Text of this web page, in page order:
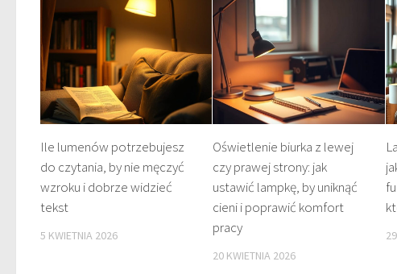
Ile lumenów potrzebujesz
do czytania, by nie męczyć
wzroku i dobrze widzieć
tekst
5 KWIETNIA 2026
Oświetlenie biurka z lewej
czy prawej strony: jak
ustawić lampkę, by uniknąć
cieni i poprawić komfort
pracy
20 KWIETNIA 2026